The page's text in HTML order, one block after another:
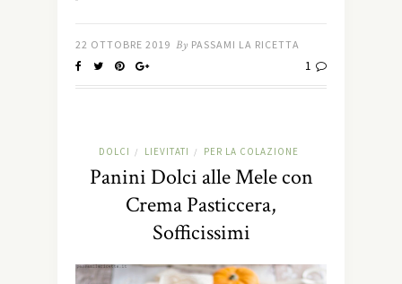
22 OTTOBRE 2019 By PASSAMI LA RICETTA
1
DOLCI / LIEVITATI / PER LA COLAZIONE
Panini Dolci alle Mele con
Crema Pasticcera,
Sofficissimi